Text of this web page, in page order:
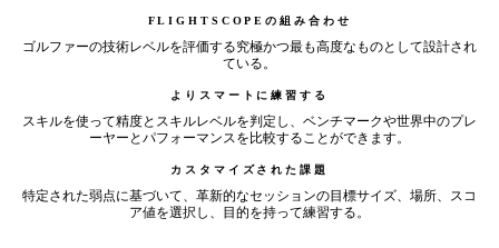
FLIGHTSCOPEの組み合わせ
ゴルファーの技術レベルを評価する究極かつ最も高度なものとして設計され
ている。
よりスマートに練習する
スキルを使って精度とスキルレベルを判定し、ベンチマークや世界中のプレ
ーヤーとパフォーマンスを比較することができます。
カスタマイズされた課題
特定された弱点に基づいて、革新的なセッションの目標サイズ、場所、スコ
ア値を選択し、目的を持って練習する。